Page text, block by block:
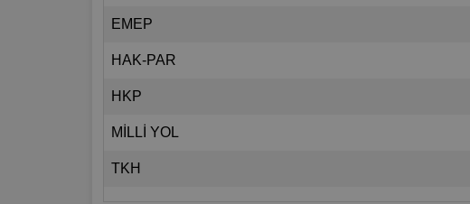
EMEP
HAK-PAR
HKP
MİLLİ YOL
TKH